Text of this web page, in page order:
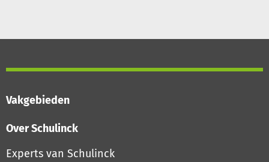
Vakgebieden
Over Schulinck
Experts van Schulinck